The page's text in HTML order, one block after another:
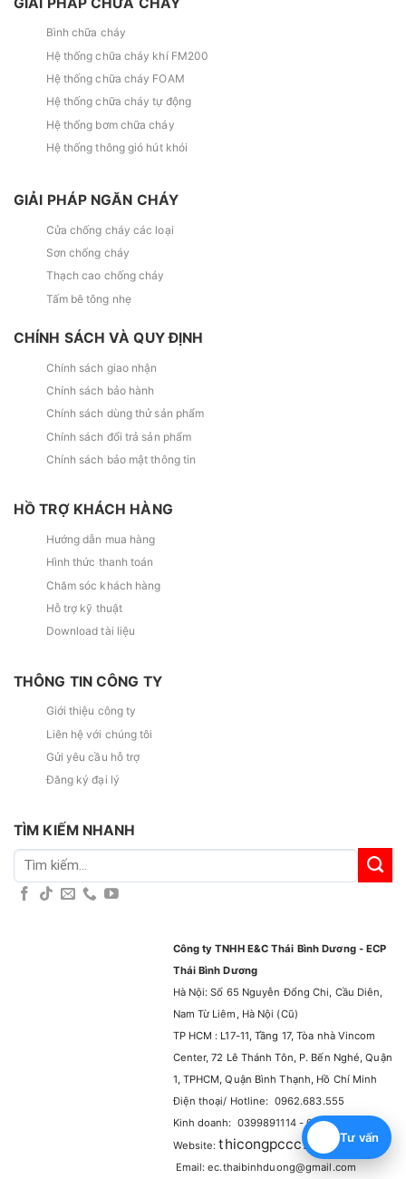
Tư vấn
Bình chữa cháy
Hệ thống chữa cháy khí FM200
Hệ thống chữa cháy FOAM
Hệ thống chữa cháy tự động
Hệ thống bơm chữa cháy
Hệ thống thông gió hút khói
GIẢI PHÁP NGĂN CHÁY
Cửa chống cháy các loại
Sơn chống cháy
Thạch cao chống cháy
Tấm bê tông nhẹ
CHÍNH SÁCH VÀ QUY ĐỊNH
Chính sách giao nhận
Chính sách bảo hành
Chính sách dùng thử sản phẩm
Chính sách đổi trả sản phẩm
Chính sách bảo mật thông tin
HỒ TRỢ KHÁCH HÀNG
Hướng dẫn mua hàng
Hình thức thanh toán
Chăm sóc khách hàng
Hỗ trợ kỹ thuật
Download tài liệu
THÔNG TIN CÔNG TY
Giới thiệu công ty
Liên hệ với chúng tôi
Gửi yêu cầu hỗ trợ
Đăng ký đại lý
TÌM KIẾM NHANH
Tìm
kiếm:
Công ty TNHH E&C Thái Bình Dương - ECP
Thái Bình Dương
Hà Nội: Số 65 Nguyễn Đổng Chi, Cầu Diên,
Nam Từ Liêm, Hà Nội (Cũ)
TP HCM : L17-11, Tầng 17, Tòa nhà Vincom
Center, 72 Lê Thánh Tôn, P. Bến Nghé, Quận
1, TPHCM, Quận Bình Thạnh, Hồ Chí Minh
Điện thoại/ Hotline: 0962.683.555
Kinh doanh: 0399891114 - 0965929114
Website:thicongpccc.com.vn –
Email: ec.thaibinhduong@gmail.com